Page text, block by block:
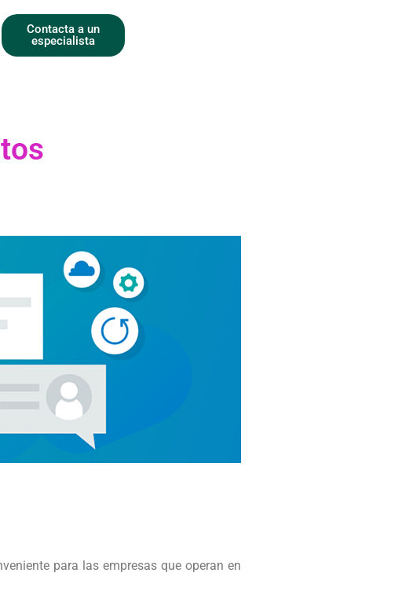
Contacta a un
especialista
para las empresas que operan en